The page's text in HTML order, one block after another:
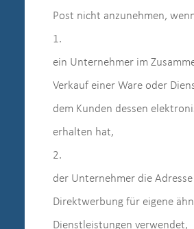
Post nicht anzunehmen,
1.
ein Unternehmer im
Verkauf einer Ware oder
dem Kunden dessen
erhalten hat,
2.
der Unternehmer die
Direktwerbung für eigene
Dienstleistungen verwendet,